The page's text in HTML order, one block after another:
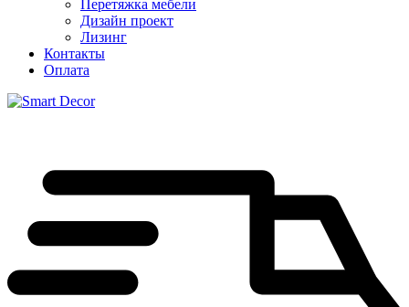
Перетяжка мебели
Дизайн проект
Лизинг
Контакты
Оплата